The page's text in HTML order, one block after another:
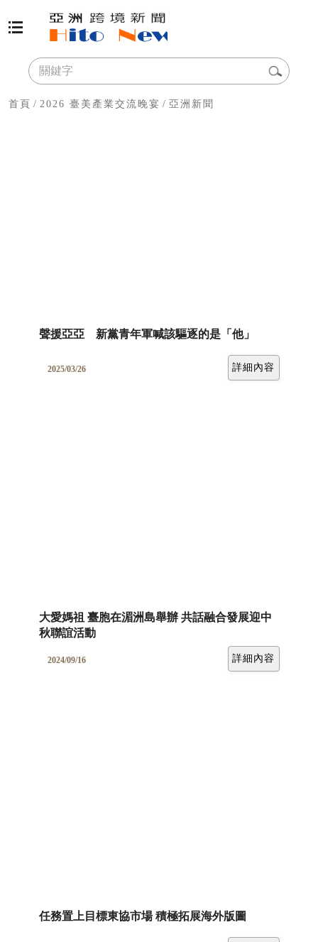
首頁 / 2026 臺美產業交流晚宴 / 亞洲新聞
聲援亞亞 新黨青年軍喊該驅逐的是「他」
2025/03/26 詳細內容
大愛媽祖 臺胞在湄洲島舉辦 共話融合發展迎中
秋聯誼活動
2024/09/16 詳細內容
任務置上目標東協市場 積極拓展海外版圖